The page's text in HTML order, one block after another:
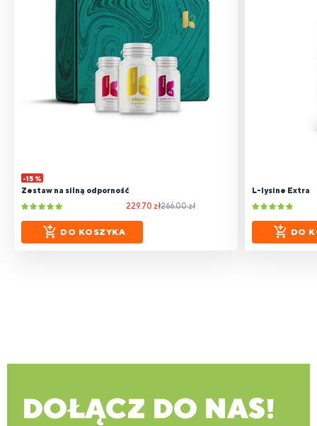
-15 %
Zestaw na silną odporność
266.00 zł
229.70 zł
DO KOSZYKA
L-lysine Extra
DO
DOŁĄCZ DO NAS!